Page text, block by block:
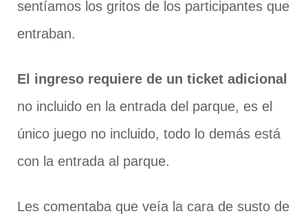
sentíamos los gritos de los participantes que
entraban.
El ingreso requiere de un ticket adicional
no incluido en la entrada del parque, es el
único juego no incluido, todo lo demás está
con la entrada al parque.
Les comentaba que veía la cara de susto de